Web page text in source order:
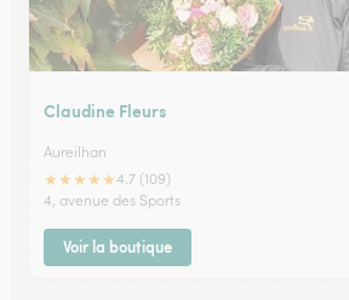
Claudine Fleurs
Aureilhan
★★★★★4.7 (109)
4, avenue des Sports
Voir la boutique